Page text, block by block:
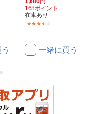
1,680円
168ポイント
在庫あり
一緒に買う